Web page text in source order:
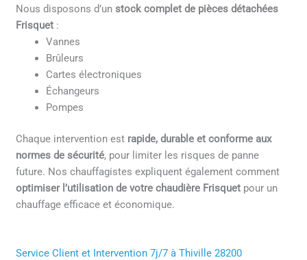
Nous disposons d’unstock complet de pièces détachées
Frisquet :
Vannes
Brûleurs
Cartes électroniques
Échangeurs
Pompes
Chaque intervention est rapide, durable et conforme aux
normes de sécurité, pour limiter les risques de panne
future. Nos chauffagistes expliquent également comment
optimiser l’utilisation de votre chaudière Frisquet pour un
chauffage efficace et économique.
Service Client et Intervention 7j/7 à Thiville 28200